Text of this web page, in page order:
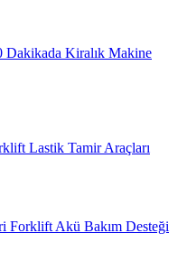
Dakikada Kiralık Makine
Lastik Tamir Araçları
Forklift Akü Bakım Desteği